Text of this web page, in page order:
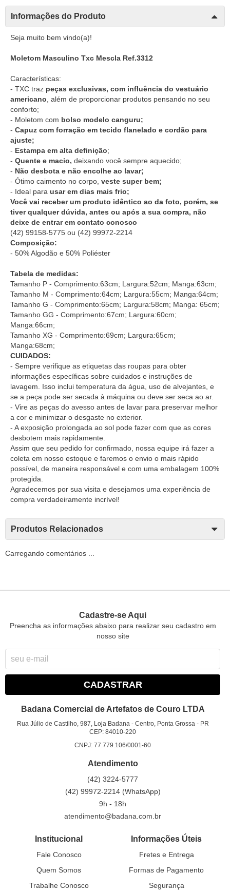
Informações do Produto
Seja muito bem vindo(a)!
Moletom Masculino Txc Mescla Ref.3312
Características:
- TXC traz peças exclusivas, com influência do vestuário
americano , além de proporcionar produtos pensando no seu
conforto;
- Moletom com bolso modelo canguru;
- Capuz com forração em tecido flanelado e cordão para
ajuste;
- Estampa em alta definição;
- Quente e macio, deixando você sempre aquecido;
- Não desbota e não encolhe ao lavar;
- Ótimo caimento no corpo, veste super bem;
- Ideal para usar em dias mais frio;
Você vai receber um produto idêntico ao da foto, porém, se
tiver qualquer dúvida, antes ou após a sua compra, não
deixe de entrar em contato conosco
(42) 99158-5775 ou (42) 99972-2214
Composição:
- 50% Algodão e 50% Poliéster
Tabela de medidas:
Tamanho P - Comprimento:63cm; Largura:52cm; Manga:63cm;
Tamanho M - Comprimento:64cm; Largura:55cm; Manga:64cm;
Tamanho G - Comprimento:65cm; Largura:58cm; Manga: 65cm;
Tamanho GG - Comprimento:67cm; Largura:60cm;
Manga:66cm;
Tamanho XG - Comprimento:69cm; Largura:65cm;
Manga:68cm;
CUIDADOS:
- Sempre verifique as etiquetas das roupas para obter
informações específicas sobre cuidados e instruções de
lavagem. Isso inclui temperatura da água, uso de alvejantes, e
se a peça pode ser secada à máquina ou deve ser seca ao ar.
- Vire as peças do avesso antes de lavar para preservar melhor
a cor e minimizar o desgaste no exterior.
- A exposição prolongada ao sol pode fazer com que as cores
desbotem mais rapidamente.
Assim que seu pedido for confirmado, nossa equipe irá fazer a
coleta em nosso estoque e faremos o envio o mais rápido
possível, de maneira responsável e com uma embalagem 100%
protegida.
Agradecemos por sua visita e desejamos uma experiência de
compra verdadeiramente incrível!
Produtos Relacionados
Carregando comentários ...
Cadastre-se Aqui
Preencha as informações abaixo para realizar seu cadastro em
nosso site
CADASTRAR
Badana Comercial de Artefatos de Couro LTDA
Rua Júlio de Castilho, 987, Loja Badana - Centro, Ponta Grossa - PR
CEP: 84010-220
CNPJ: 77.779.106/0001-60
Atendimento
(42) 3224-5777
(42) 99972-2214 (WhatsApp)
9h - 18h
atendimento@badana.com.br
Institucional
Fale Conosco
Quem Somos
Trabalhe Conosco
Informações Úteis
Fretes e Entrega
Formas de Pagamento
Segurança